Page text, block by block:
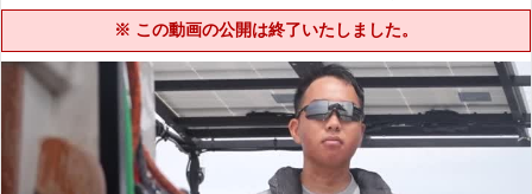
※ この動画の公開は終了いたしました。